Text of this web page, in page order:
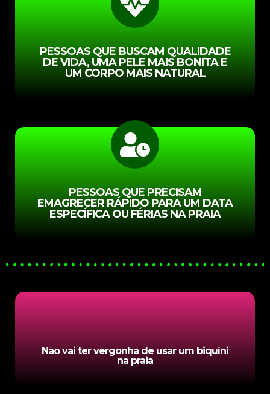
PESSOAS QUE BUSCAM QUALIDADE
DE VIDA, UMA PELE MAIS BONITA E
UM CORPO MAIS NATURAL
PESSOAS QUE PRECISAM
EMAGRECER RÁPIDO PARA UM DATA
ESPECÍFICA OU FÉRIAS NA PRAIA
Não vai ter vergonha de usar um biquíni
na praia